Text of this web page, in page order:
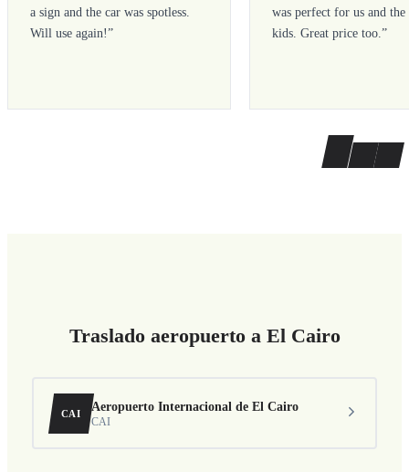
a sign and the car was spotless.
Will use again!”
was perfect for us and the
kids. Great price too.”
Traslado aeropuerto a El Cairo
CAI Aeropuerto Internacional de El Cairo
CAI